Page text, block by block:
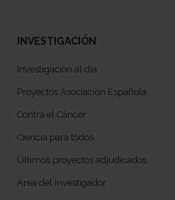
INVESTIGACIÓN
Investigación al día
Proyectos Asociación Española
Contra el Cáncer
Ciencia para todos
Últimos proyectos adjudicados
Área del investigador